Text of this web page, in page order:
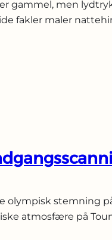
gammel, men
fakler maler
olympisk stemning
atmosfære på